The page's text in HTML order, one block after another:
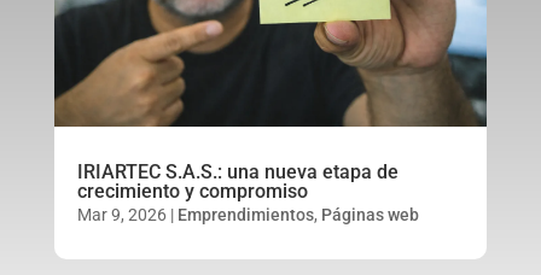
IRIARTEC S.A.S.: una nueva etapa de
crecimiento y compromiso
Mar 9, 2026| Emprendimientos, Páginas web